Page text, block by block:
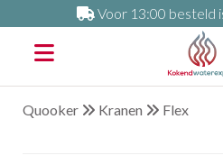
Voor 13:00 besteld
Quooker Kranen Flex